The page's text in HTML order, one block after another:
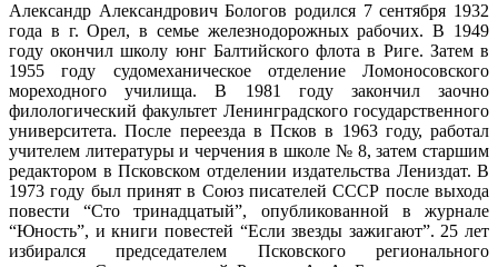
Александр Александрович Бологов родился 7 сентября 1932
года в г. Орел, в семье железнодорожных рабочих. В 1949
году окончил школу юнг Балтийского флота в Риге. Затем в
1955 году судомеханическое отделение Ломоносовского
мореходного училища. В 1981 году закончил заочно
филологический факультет Ленинградского государственного
университета. После переезда в Псков в 1963 году, работал
учителем литературы и черчения в школе № 8, затем старшим
редактором в Псковском отделении издательства Лениздат. В
1973 году был принят в Союз писателей СССР после выхода
повести “Сто тринадцатый”, опубликованной в журнале
“Юность”, и книги повестей “Если звезды зажигают”. 25 лет
избирался председателем Псковского регионального